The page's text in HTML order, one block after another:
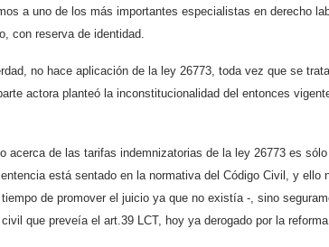
a uno de los más importantes especialistas en derecho
con reserva de identidad.
no hace aplicación de la ley 26773, toda vez que se
actora planteó la inconstitucionalidad del entonces
acerca de las tarifas indemnizatorias de la ley 26773 es
está sentado en la normativa del Código Civil, y ello
de promover el juicio ya que no existía -, sino
que preveía el art.39 LCT, hoy ya derogado por la